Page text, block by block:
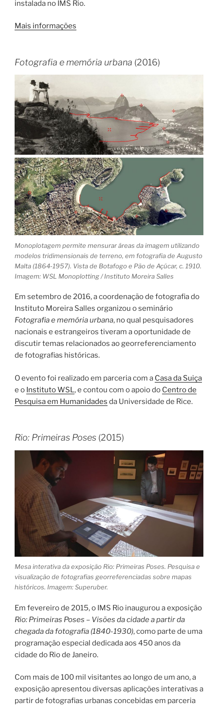
instalada no IMS Rio.
Mais informações
Fotografia e memória urbana (2016)
Monoplotagem permite mensurar áreas da imagem utilizando
modelos tridimensionais de terreno, em fotografia de Augusto
Malta (1864-1957). Vista de Botafogo e Pão de Açúcar, c. 1910.
Imagem: WSL Monoplotting / Instituto Moreira Salles
Em setembro de 2016, a coordenação de fotografia do
Instituto Moreira Salles organizou o seminário
Fotografia e memória urbana, no qual pesquisadores
nacionais e estrangeiros tiveram a oportunidade de
discutir temas relacionados ao georreferenciamento
de fotografias históricas.
O evento foi realizado em parceria com a Casa da Suiça
e o Instituto WSL, e contou com o apoio do Centro de
Pesquisa em Humanidades da Universidade de Rice.
Rio: Primeiras Poses (2015)
Mesa interativa da exposição Rio: Primeiras Poses. Pesquisa e
visualização de fotografias georreferenciadas sobre mapas
históricos. Imagem: Superuber.
Em fevereiro de 2015, o IMS Rio inaugurou a exposição
Rio: Primeiras Poses – Visões da cidade a partir da
chegada da fotografia (1840-1930), como parte de uma
programação especial dedicada aos 450 anos da
cidade do Rio de Janeiro.
Com mais de 100 mil visitantes ao longo de um ano, a
exposição apresentou diversas aplicações interativas a
partir de fotografias urbanas concebidas em parceria